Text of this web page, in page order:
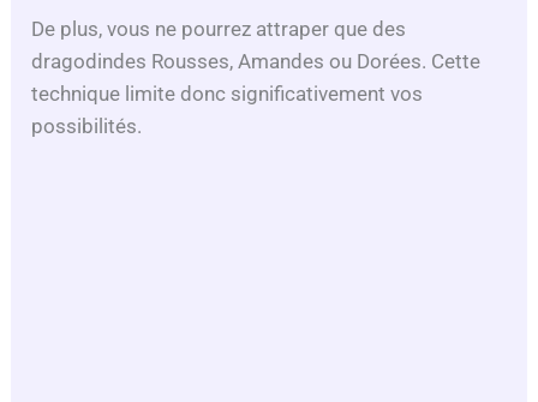
De plus, vous ne pourrez attraper que des
dragodindes Rousses, Amandes ou Dorées. Cette
technique limite donc significativement vos
possibilités.